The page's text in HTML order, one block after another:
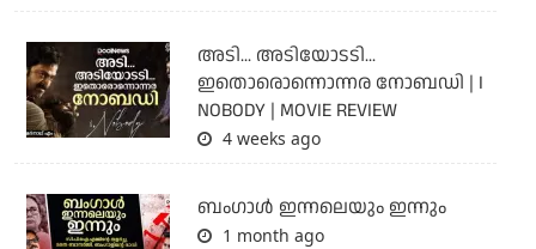
അടി... അടിയോടടി...
ഇതൊരൊന്നൊന്നര നോബഡി | I
NOBODY | MOVIE REVIEW
4 weeks ago
ബംഗാള്‍ ഇന്നലെയും ഇന്നും
1 month ago